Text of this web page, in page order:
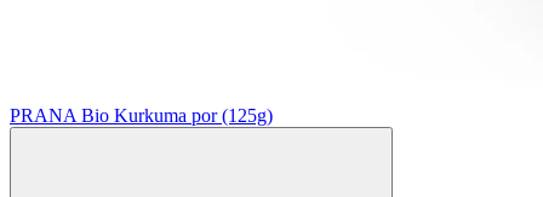
PRANA Bio Kurkuma por (125g)